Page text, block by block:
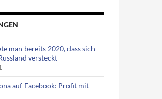
man bereits 2020, dass sich
versteckt
auf Facebook: Profit mit